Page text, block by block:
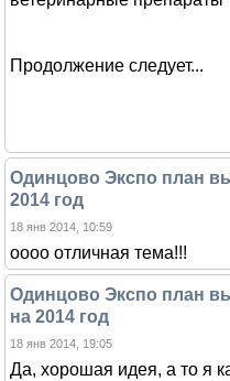
Продолжение следует...
Одинцово Экспо план
2014 год
18 янв 2014, 10:59
оооо отличная тема!!!
Одинцово Экспо план
на 2014 год
18 янв 2014, 19:05
Да, хорошая идея, а то я